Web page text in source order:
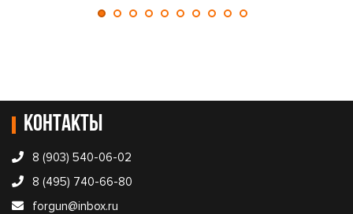
Контакты
8 (903) 540-06-02
8 (495) 740-66-80
forgun@inbox.ru